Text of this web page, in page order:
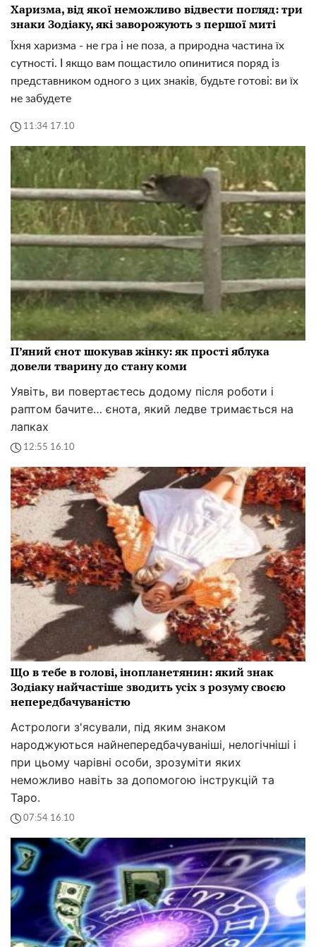
Харизма, від якої неможливо відвести погляд: три
знаки Зодіаку, які заворожують з першої миті
Їхня харизма - не гра і не поза, а природна частина їх
сутності. І якщо вам пощастило опинитися поряд із
представником одного з цих знаків, будьте готові: ви їх
не забудете
11:34 17.10
П’яний єнот шокував жінку: як прості яблука
довели тварину до стану коми
Уявіть, ви повертаєтесь додому після роботи і
раптом бачите… єнота, який ледве тримається на
лапках
12:55 16.10
Що в тебе в голові, інопланетянин: який знак
Зодіаку найчастіше зводить усіх з розуму своєю
непередбачуваністю
Астрологи з'ясували, під яким знаком
народжуються найнепередбачуваніші, нелогічніші і
при цьому чарівні особи, зрозуміти яких
неможливо навіть за допомогою інструкцій та
Таро.
07:54 16.10